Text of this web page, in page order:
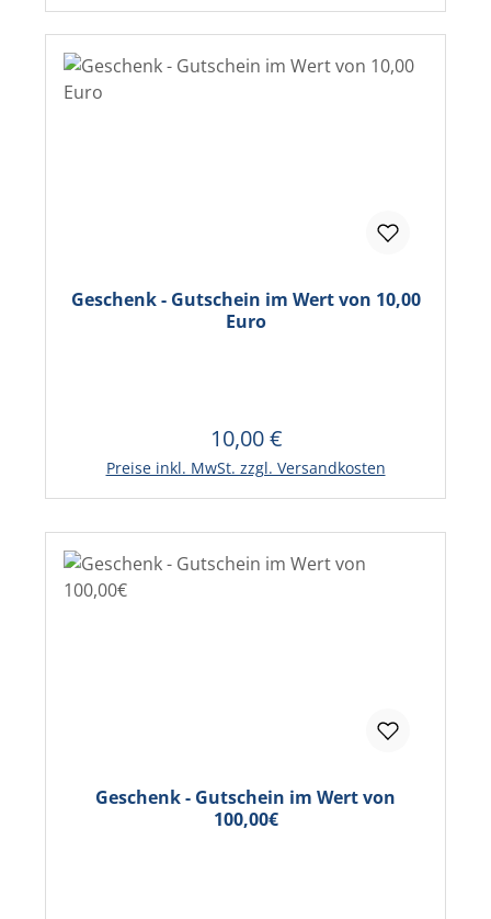
Geschenk - Gutschein im Wert von 10,00
Euro
Regulärer Preis:
10,00 €
Preise inkl. MwSt. zzgl. Versandkosten
In den Warenkorb
Geschenk - Gutschein im Wert von
100,00€